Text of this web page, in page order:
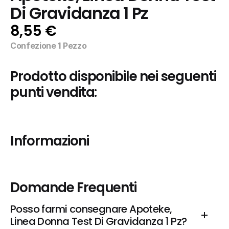
Di Gravidanza 1 Pz
8,55 €
Confezione 1 Pezzo
Prodotto disponibile nei seguenti
punti vendita:
Informazioni
Domande Frequenti
Posso farmi consegnare Apoteke,
Linea Donna Test Di Gravidanza 1 Pz?